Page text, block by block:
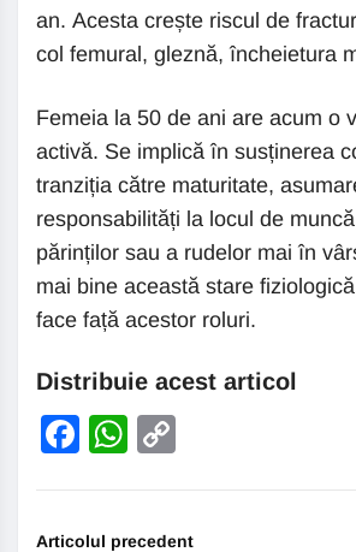
an. Acesta crește riscul de
col femural, gleznă, încheietura
Femeia la 50 de ani are acum o
activă. Se implică în susținerea
tranziția către maturitate,
responsabilități la locul de
părinților sau a rudelor mai în
mai bine această stare
face față acestor roluri.
Distribuie acest articol
Facebook
WhatsApp
Articolul precedent